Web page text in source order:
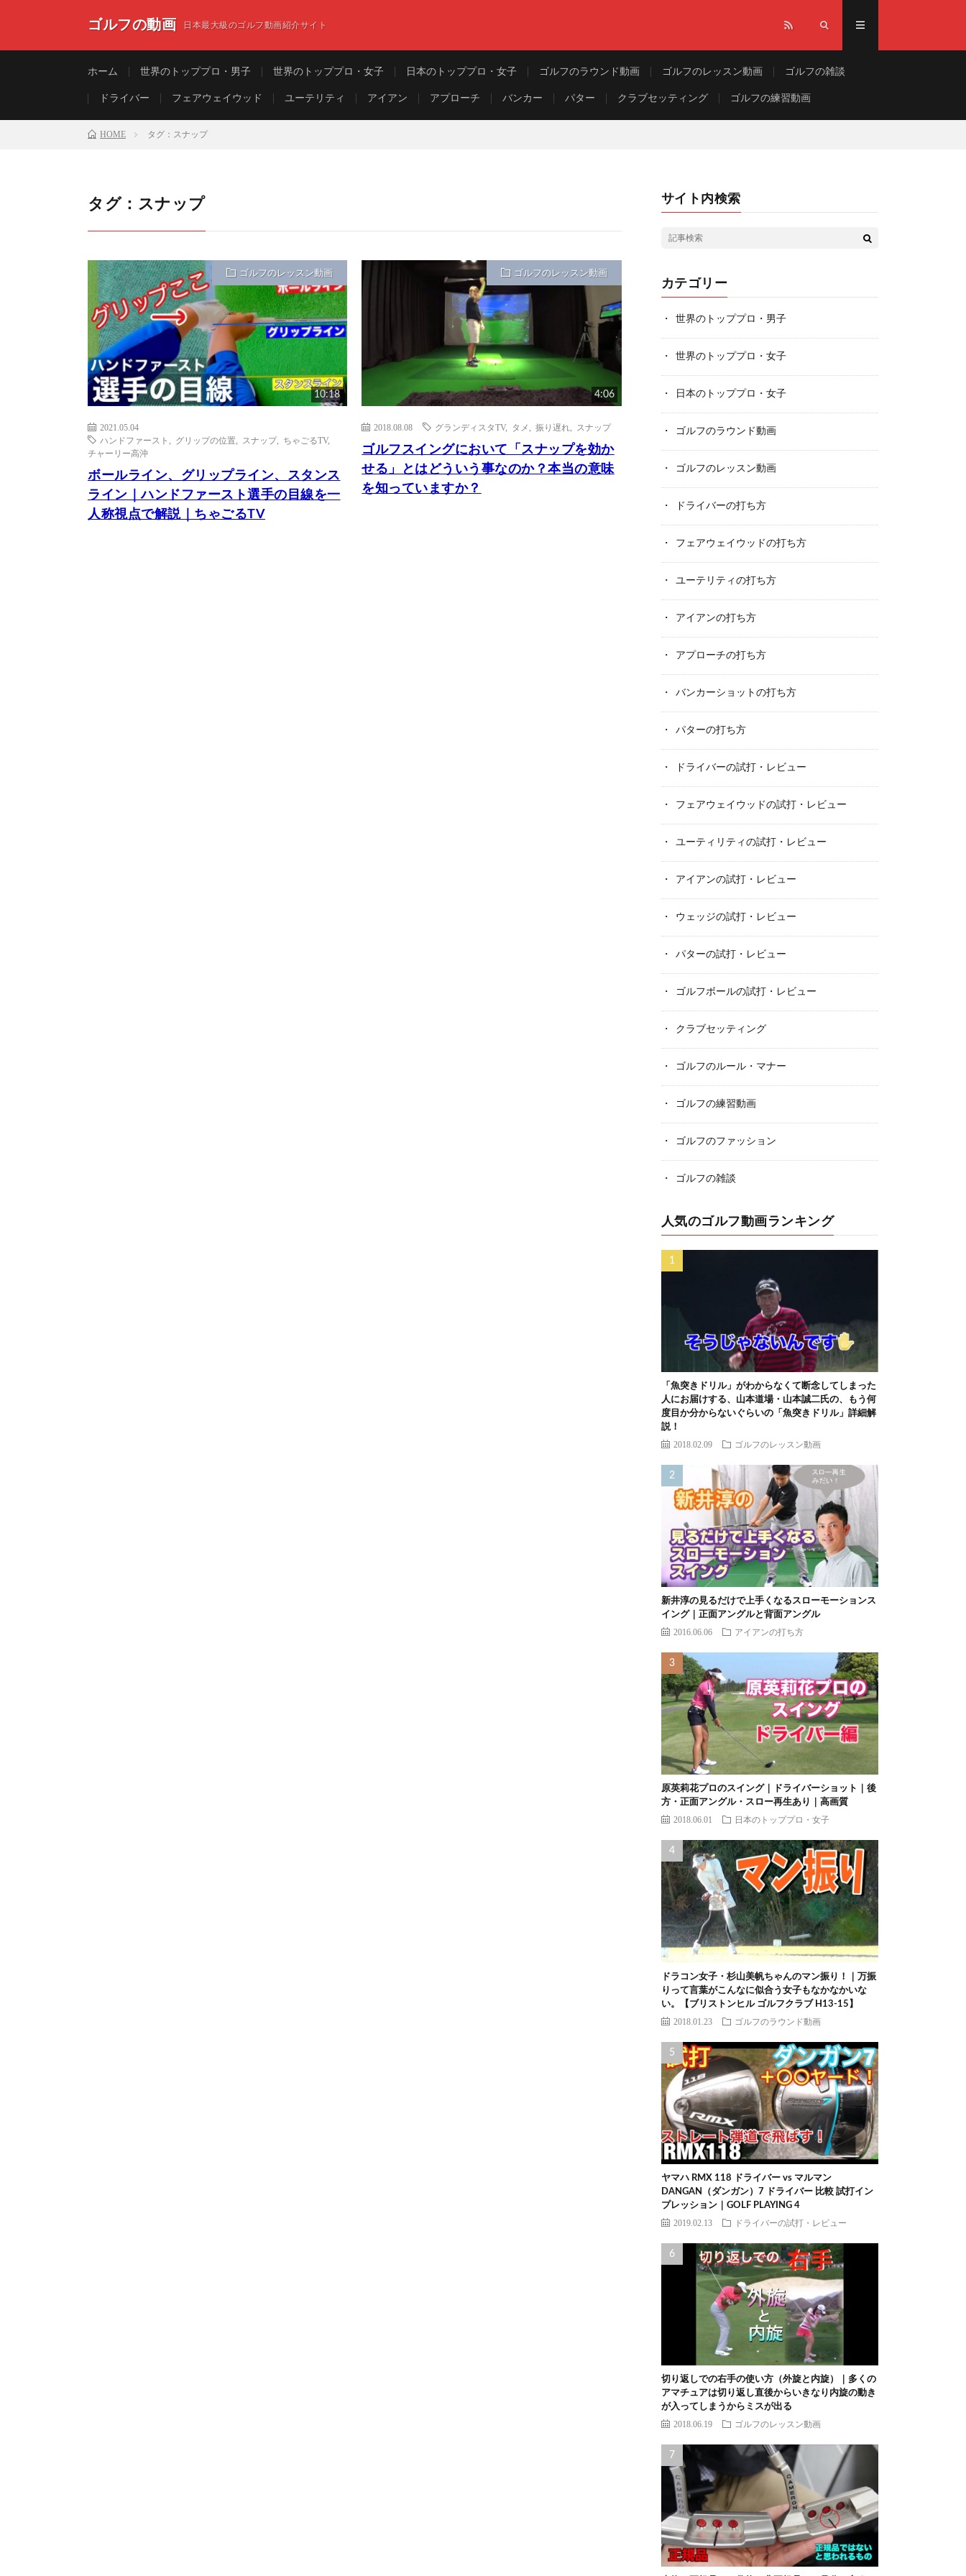
ゴルフの動画 日本最大級のゴルフ動画紹介サイト
ホーム 世界のトッププロ・男子 世界のトッププロ・女子 日本のトッププロ・女子 ゴルフのラウンド動画 ゴルフのレッスン動画 ゴルフの雑談
ドライバー フェアウェイウッド ユーテリティ アイアン アプローチ バンカー パター クラブセッティング ゴルフの練習動画
HOME タグ：スナップ
タグ：スナップ
ゴルフのレッスン動画
10:18
2021.05.04
ハンドファースト
グリップの位置 スナップ, ちゃごるTV,
チャーリー高沖
ボールライン、グリップライン、スタンス
ライン｜ハンドファースト選手の目線を一
人称視点で解説｜ちゃごるTV
ゴルフのレッスン動画
4:06
2018.08.08 グランディスタTV, タメ ,振り遅れ スナップ
ゴルフスイングにおいて「スナップを効か
せる」とはどういう事なのか？本当の意味
を知っていますか？
サイト内検索
カテゴリー
世界のトッププロ・男子
世界のトッププロ・女子
日本のトッププロ・女子
ゴルフのラウンド動画
ゴルフのレッスン動画
ドライバーの打ち方
フェアウェイウッドの打ち方
ユーテリティの打ち方
アイアンの打ち方
アプローチの打ち方
バンカーショットの打ち方
パターの打ち方
ドライバーの試打・レビュー
フェアウェイウッドの試打・レビュー
ユーティリティの試打・レビュー
アイアンの試打・レビュー
ウェッジの試打・レビュー
パターの試打・レビュー
ゴルフボールの試打・レビュー
クラブセッティング
ゴルフのルール・マナー
ゴルフの練習動画
ゴルフのファッション
ゴルフの雑談
人気のゴルフ動画ランキング
「魚突きドリル」がわからなくて断念してしまった
人にお届けする、山本道場・山本誠二氏の、もう何
度目か分からないぐらいの「魚突きドリル」詳細解
説！
2018.02.09 ゴルフのレッスン動画
新井淳の見るだけで上手くなるスローモーションス
イング｜正面アングルと背面アングル
2016.06.06 アイアンの打ち方
原英莉花プロのスイング｜ドライバーショット｜後
方・正面アングル・スロー再生あり｜高画質
2018.06.01 日本のトッププロ・女子
ドラコン女子・杉山美帆ちゃんのマン振り！｜万振
りって言葉がこんなに似合う女子もなかなかいな
い。【ブリストンヒル ゴルフクラブ H13-15】
2018.01.23 ゴルフのラウンド動画
ヤマハ RMX 118 ドライバー vs マルマン
DANGAN（ダンガン）7 ドライバー 比較 試打イン
プレッション｜GOLF PLAYING 4
2019.02.13 ドライバーの試打・レビュー
切り返しでの右手の使い方（外旋と内旋）｜多くの
アマチュアは切り返し直後からいきなり内旋の動き
が入ってしまうからミスが出る
2018.06.19 ゴルフのレッスン動画